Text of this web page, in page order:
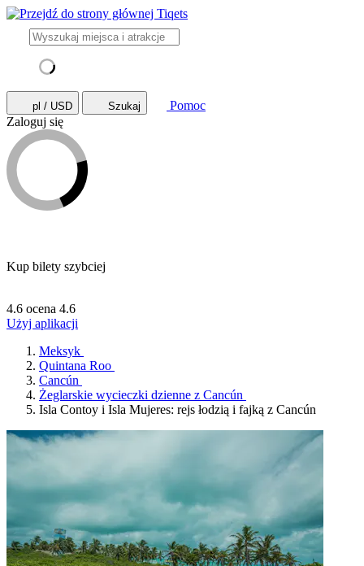
pl / USD Szukaj
Pomoc
Zaloguj się
Kup bilety szybciej
4.6 ocena 4.6
Użyj aplikacji
Meksyk
Quintana Roo
Cancún
Żeglarskie wycieczki dzienne z Cancún
Isla Contoy i Isla Mujeres: rejs łodzią i fajką z Cancún